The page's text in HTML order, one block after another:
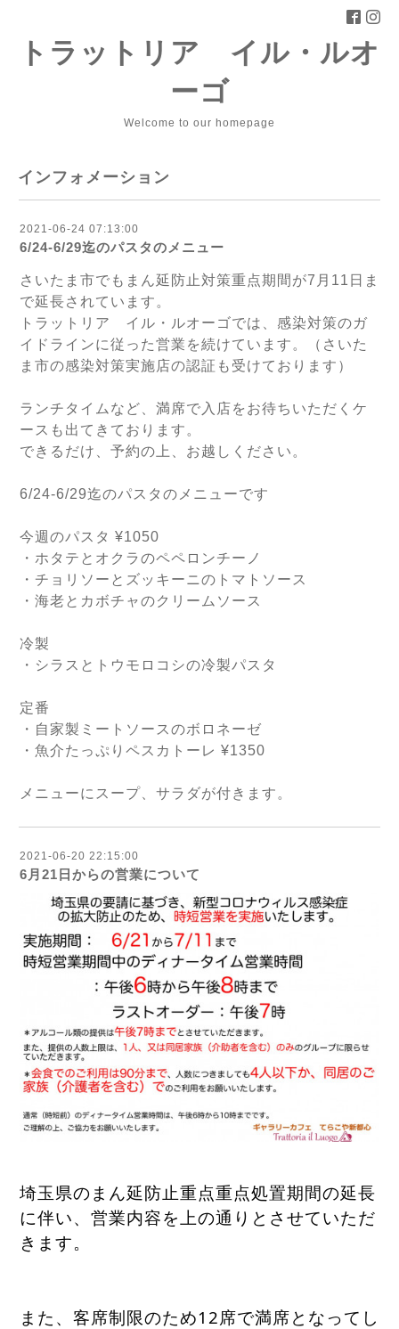
トラットリア イル・ルオ
ーゴ
Welcome to our homepage
インフォメーション
2021-06-24 07:13:00
6/24-6/29迄のパスタのメニュー
さいたま市でもまん延防止対策重点期間が7月11日ま
で延長されています。
トラットリア　イル・ルオーゴでは、感染対策のガ
イドラインに従った営業を続けています。（さいた
ま市の感染対策実施店の認証も受けております）
ランチタイムなど、満席で入店をお待ちいただくケ
ースも出てきております。
できるだけ、予約の上、お越しください。
6/24-6/29迄のパスタのメニューです
今週のパスタ ¥1050
・ホタテとオクラのペペロンチーノ
・チョリソーとズッキーニのトマトソース
・海老とカボチャのクリームソース
冷製
・シラスとトウモロコシの冷製パスタ
定番
・自家製ミートソースのボロネーゼ
・魚介たっぷりペスカトーレ ¥1350
メニューにスープ、サラダが付きます。
2021-06-20 22:15:00
6月21日からの営業について
埼玉県のまん延防止重点重点処置期間の延長
に伴い、営業内容を上の通りとさせていただ
きます。
また、客席制限のため12席で満席となってし